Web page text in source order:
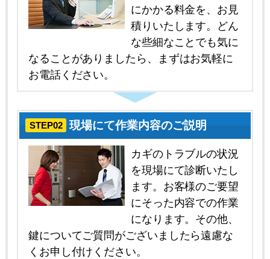
にかかる料金を、お見
積りいたします。どん
な些細なことでも気に
なることがありましたら、まずはお気軽に
お電話ください。
STEP02 現場にて作業内容のご説明
カギのトラブルの状況
を現場にて診断いたし
ます。お客様のご要望
にそった内容での作業
になります。その他、
鍵についてご質問がございましたら遠慮な
くお申し付けください。